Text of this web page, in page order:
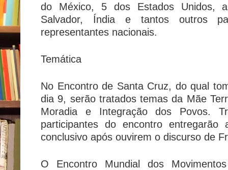
do México, 5 dos Estados Unidos,
Salvador, Índia e tantos outros
representantes nacionais.
Temática
No Encontro de Santa Cruz, do qual
dia 9, serão tratados temas da Mãe
Moradia e Integração dos Povos.
participantes do encontro
conclusivo após ouvirem o discurso de
O Encontro Mundial dos